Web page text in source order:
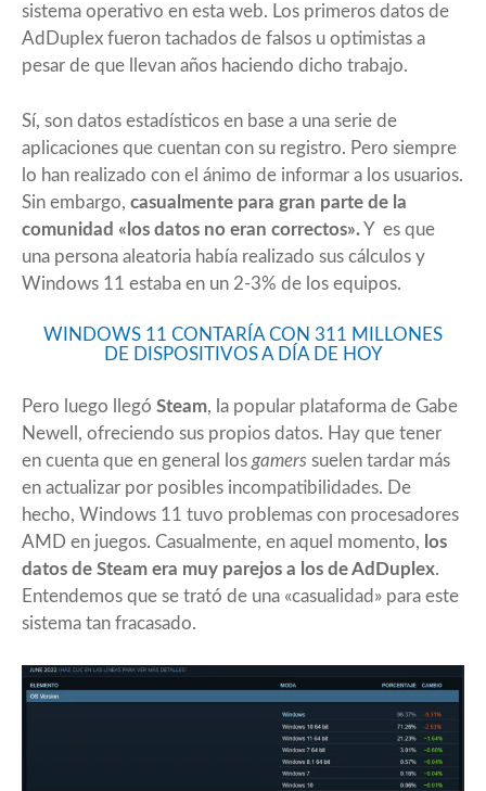
sistema operativo en esta web. Los primeros datos de
AdDuplex fueron tachados de falsos u optimistas a
pesar de que llevan años haciendo dicho trabajo.
Sí, son datos estadísticos en base a una serie de
aplicaciones que cuentan con su registro. Pero siempre
lo han realizado con el ánimo de informar a los usuarios.
Sin embargo, casualmente para gran parte de la
comunidad «los datos no eran correctos». Y es que
una persona aleatoria había realizado sus cálculos y
Windows 11 estaba en un 2-3% de los equipos.
WINDOWS 11 CONTARÍA CON 311 MILLONES
DE DISPOSITIVOS A DÍA DE HOY
Pero luego llegó Steam, la popular plataforma de Gabe
Newell, ofreciendo sus propios datos. Hay que tener
en cuenta que en general los gamers suelen tardar más
en actualizar por posibles incompatibilidades. De
hecho, Windows 11 tuvo problemas con procesadores
AMD en juegos. Casualmente, en aquel momento, los
datos de Steam era muy parejos a los de AdDuplex.
Entendemos que se trató de una «casualidad» para este
sistema tan fracasado.